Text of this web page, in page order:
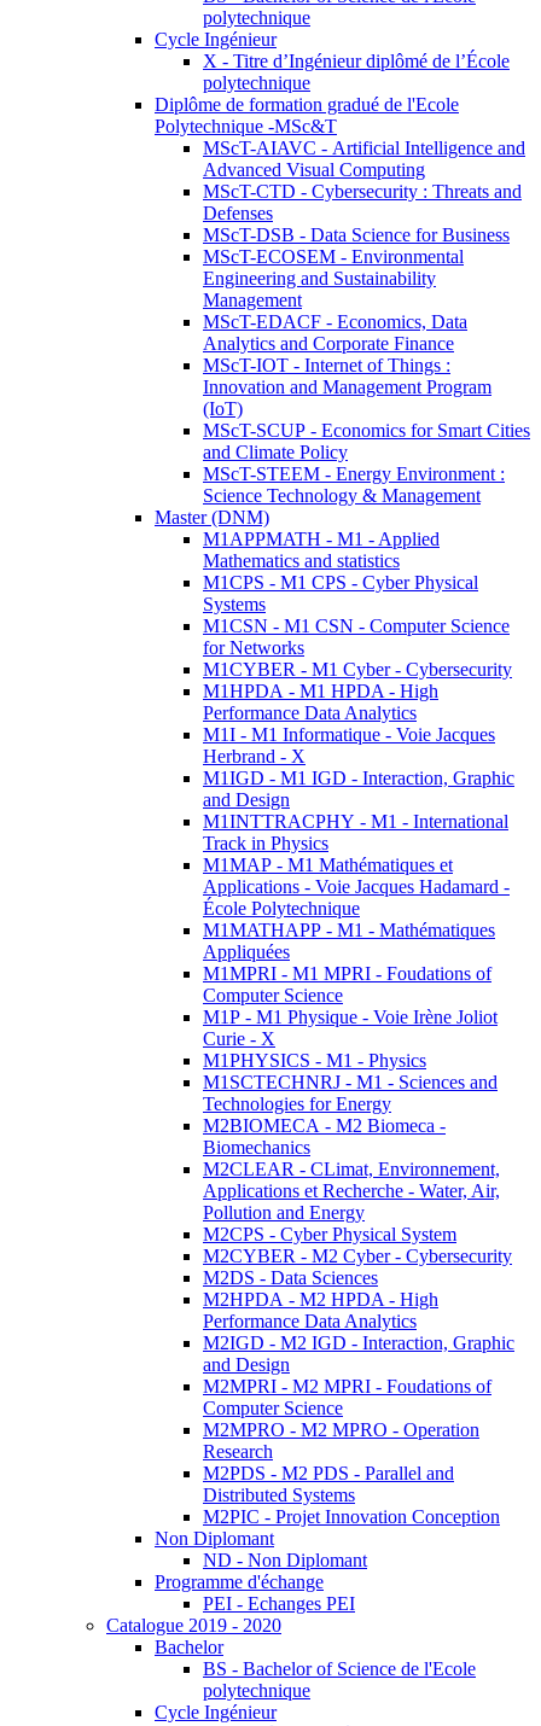
polytechnique
Cycle Ingénieur
X - Titre d’Ingénieur diplômé de l’École
polytechnique
Diplôme de formation gradué de l'Ecole
Polytechnique -MSc&T
MScT-AIAVC - Artificial Intelligence and
Advanced Visual Computing
MScT-CTD - Cybersecurity : Threats and
Defenses
MScT-DSB - Data Science for Business
MScT-ECOSEM - Environmental
Engineering and Sustainability
Management
MScT-EDACF - Economics, Data
Analytics and Corporate Finance
MScT-IOT - Internet of Things :
Innovation and Management Program
(IoT)
MScT-SCUP - Economics for Smart Cities
and Climate Policy
MScT-STEEM - Energy Environment :
Science Technology & Management
Master (DNM)
M1APPMATH - M1 - Applied
Mathematics and statistics
M1CPS - M1 CPS - Cyber Physical
Systems
M1CSN - M1 CSN - Computer Science
for Networks
M1CYBER - M1 Cyber - Cybersecurity
M1HPDA - M1 HPDA - High
Performance Data Analytics
M1I - M1 Informatique - Voie Jacques
Herbrand - X
M1IGD - M1 IGD - Interaction, Graphic
and Design
M1INTTRACPHY - M1 - International
Track in Physics
M1MAP - M1 Mathématiques et
Applications - Voie Jacques Hadamard -
École Polytechnique
M1MATHAPP - M1 - Mathématiques
Appliquées
M1MPRI - M1 MPRI - Foudations of
Computer Science
M1P - M1 Physique - Voie Irène Joliot
Curie - X
M1PHYSICS - M1 - Physics
M1SCTECHNRJ - M1 - Sciences and
Technologies for Energy
M2BIOMECA - M2 Biomeca -
Biomechanics
M2CLEAR - CLimat, Environnement,
Applications et Recherche - Water, Air,
Pollution and Energy
M2CPS - Cyber Physical System
M2CYBER - M2 Cyber - Cybersecurity
M2DS - Data Sciences
M2HPDA - M2 HPDA - High
Performance Data Analytics
M2IGD - M2 IGD - Interaction, Graphic
and Design
M2MPRI - M2 MPRI - Foudations of
Computer Science
M2MPRO - M2 MPRO - Operation
Research
M2PDS - M2 PDS - Parallel and
Distributed Systems
M2PIC - Projet Innovation Conception
Non Diplomant
ND - Non Diplomant
Programme d'échange
PEI - Echanges PEI
Catalogue 2019 - 2020
Bachelor
BS - Bachelor of Science de l'Ecole
polytechnique
Cycle Ingénieur